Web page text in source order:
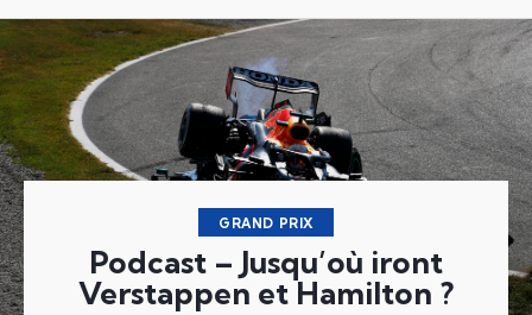
GRAND PRIX
Podcast – Jusqu’où iront
Verstappen et Hamilton ?